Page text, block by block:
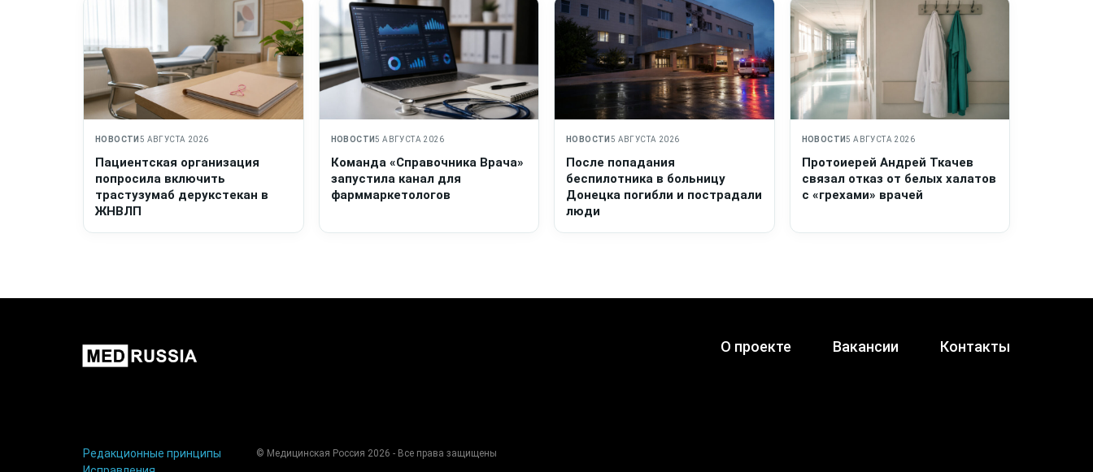
НОВОСТИ 5 АВГУСТА 2026
Пациентская организация
попросила включить
трастузумаб дерукстекан в
ЖНВЛП
НОВОСТИ5 АВГУСТА 2026
Команда «Справочника Врача»
запустила канал для
фарммаркетологов
НОВОСТИ 5 АВГУСТА 2026
После попадания
беспилотника в больницу
Донецка погибли и пострадали
люди
НОВОСТИ5 АВГУСТА 2026
Протоиерей Андрей Ткачев
связал отказ от белых халатов
с «грехами» врачей
О проекте Вакансии Контакты
Редакционные принципы
© Медицинская Россия 2026 - Все права защищены